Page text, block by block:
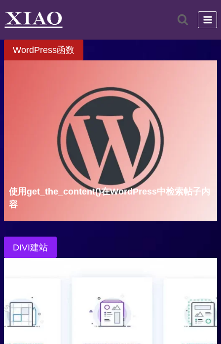
WordPress函数
使用get_the_content()在WordPress中检索帖子内
容
DIVI建站